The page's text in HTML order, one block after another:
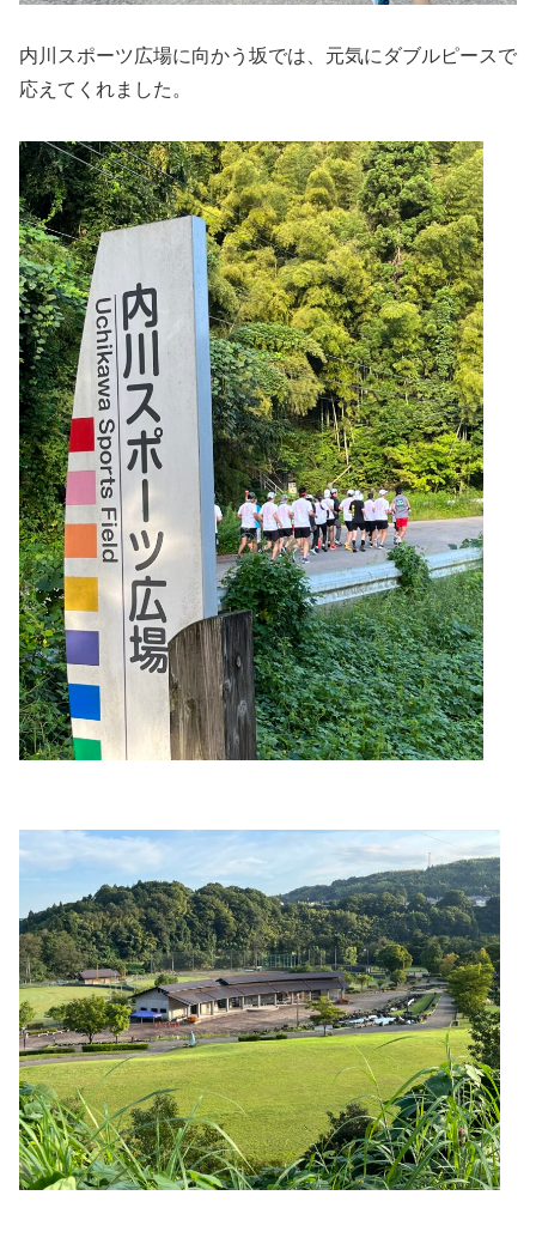
内川スポーツ広場に向かう坂では、元気にダブルピースで
応えてくれました。